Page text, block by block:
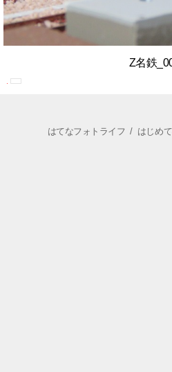
Z名鉄
はてなフォトライフ / はじめ